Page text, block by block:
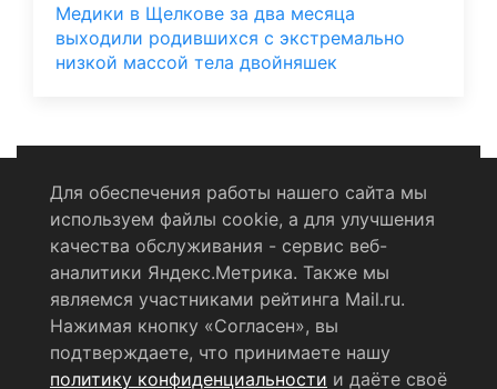
Медики в Щелкове за два месяца
выходили родившихся с экстремально
низкой массой тела двойняшек
Политика конфиденциальности
Согласие на обработку персональных данных
RSS-лента
Для обеспечения работы нашего сайта мы
используем файлы cookie, а для улучшения
качества обслуживания - сервис веб-
аналитики Яндекс.Метрика. Также мы
являемся участниками рейтинга Mail.ru.
Нажимая кнопку «Согласен», вы
подтверждаете, что принимаете нашу
политику конфиденциальности и даёте своё